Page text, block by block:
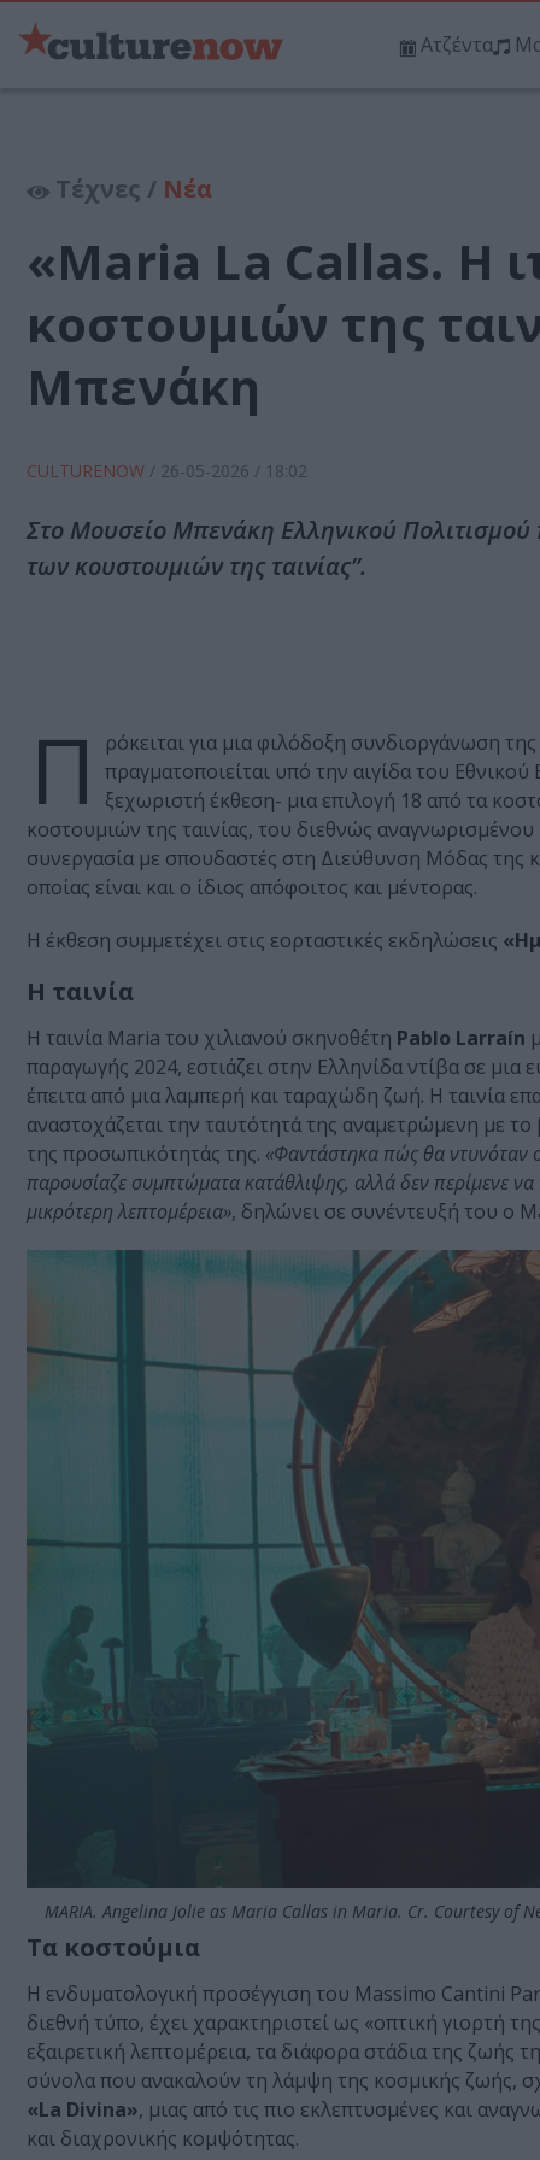
Ατζέντα
Τέχνες / Νέα
«Maria La Callas. Η
κοστουμιών της
Μπενάκη
CULTURENOW / 26-05-2026 / 18:02
Στο Μουσείο Μπενάκη Ελληνικού
των κουστουμιών της ταινίας”.
Π ρόκειται για μια φιλόδοξη συνδιοργάνωση
πραγματοποιείται υπό την αιγίδα του
ξεχωριστή έκθεση- μια επιλογή 18 από τα
κοστουμιών της ταινίας, του διεθνώς
συνεργασία με σπουδαστές στη Διεύθυνση Μόδας της
οποίας είναι και ο ίδιος απόφοιτος και μέντορας.
Η έκθεση συμμετέχει στις εορταστικές εκδηλώσεις
Η ταινία
Η ταινία Maria του χιλιανού σκηνοθέτη Pablo Larraín
παραγωγής 2024, εστιάζει στην Ελληνίδα ντίβα σε μια
έπειτα από μια λαμπερή και ταραχώδη ζωή. Η ταινία
αναστοχάζεται την ταυτότητά της αναμετρώμενη με
της προσωπικότητάς της. «Φαντάστηκα πώς θα ντυνόταν
παρουσίαζε συμπτώματα κατάθλιψης, αλλά δεν περίμενε
μικρότερη λεπτομέρεια», δηλώνει σε συνέντευξή του ο
MARIA. Angelina Jolie as Maria Callas in Maria. Cr. Courtesy of
Τα κοστούμια
Η ενδυματολογική προσέγγιση του Massimo Cantini
διεθνή τύπο, έχει χαρακτηριστεί ως «οπτική γιορτή
εξαιρετική λεπτομέρεια, τα διάφορα στάδια της
σύνολα που ανακαλούν τη λάμψη της κοσμικής ζωής,
«La Divina», μιας από τις πιο εκλεπτυσμένες και
και διαχρονικής κομψότητας.